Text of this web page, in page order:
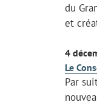
du
et
4
Le
Par